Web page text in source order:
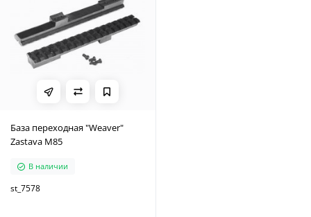
База переходная "Weaver"
Zastava M85
В наличии
st_7578